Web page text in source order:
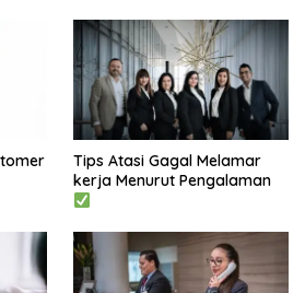
Tips Atasi Gagal Melamar
kerja Menurut Pengalaman